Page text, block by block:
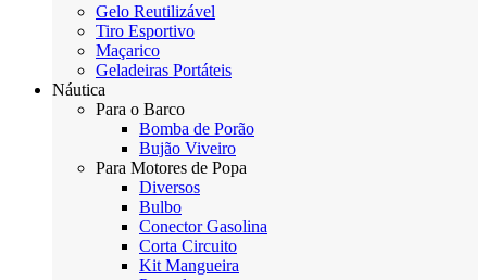
Gelo Reutilizável
Tiro Esportivo
Maçarico
Geladeiras Portáteis
Náutica
Para o Barco
Bomba de Porão
Bujão Viveiro
Para Motores de Popa
Diversos
Bulbo
Conector Gasolina
Corta Circuito
Kit Mangueira